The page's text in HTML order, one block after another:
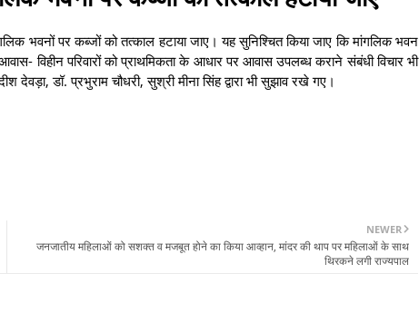
भवनों पर कब्जों को तत्काल हटाया जाए। यह सुनिश्चित किया जाए कि मांगलिक भवन
विहीन परिवारों को प्राथमिकता के आधार पर आवास उपलब्ध कराने संबंधी विचार भी
डॉ. प्रभुराम चौधरी, सुश्री मीना सिंह द्वारा भी सुझाव रखे गए।
NEWER
जनजातीय महिलाओं को सशक्त व मजबूत होने का किया आव्हान, मांदर की थाप पर महिलाओं के साथ
थिरकने लगी राज्यपाल